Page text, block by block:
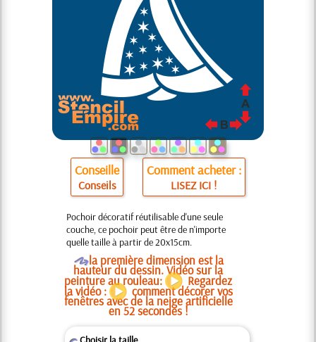
Conseille
Conseils
Comment acheter :
LISEZ ICI !
Pochoir décoratif réutilisable d'une seule
couche, ce pochoir peut être de n'importe
quelle taille à partir de 20x15cm.
Ola première dimension est la
hauteur du dessin. Vidéo sur la
peinture au rouleau: Regardez
la vidéo : comment décorer vos
fenêtres avec de la neige artificielle
en 52 secondes !